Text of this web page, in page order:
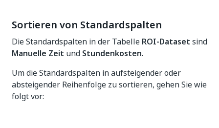
Sortieren von Standardspalten
Die Standardspalten in der Tabelle ROI-Dataset sind
Manuelle Zeit und Stundenkosten.
Um die Standardspalten in aufsteigender oder
absteigender Reihenfolge zu sortieren, gehen Sie wie
folgt vor: